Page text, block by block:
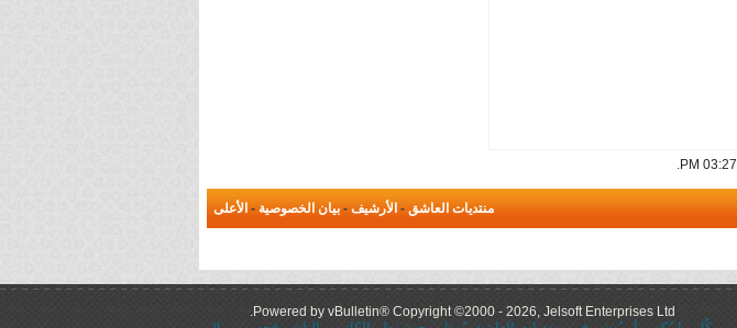
03:27 PM
.
منتديات العاشق - الأرشيف - بيان الخصوصية - الأعلى
Powered by vBulletin® Copyright ©2000 - 2026, Jelsoft Enterprises Ltd.